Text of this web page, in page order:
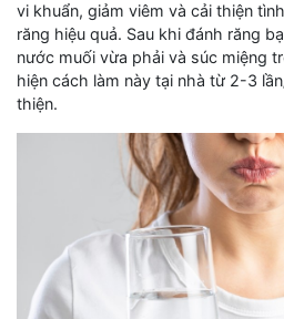
vi khuẩn, giảm viêm và cải thiện
răng hiệu quả. Sau khi đánh răng
nước muối vừa phải và súc miệng
hiện cách làm này tại nhà từ 2-3
thiện.